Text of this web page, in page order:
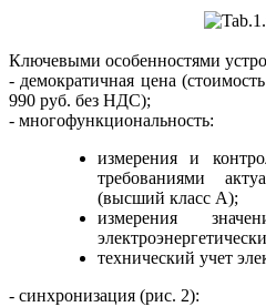
Ключевыми особенностями
- демократичная цена
990 руб. без НДС);
- многофункциональность:
измерения и
требования­ми
(высший класс А);
измерения
технический учет
- синхронизация (рис. 2):